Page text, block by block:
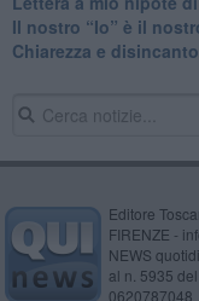
​Il nostro “Io” è il
​Chiarezza e disincanto
Editore
FIRENZE -
NEWS
al n. 5935
0620787048